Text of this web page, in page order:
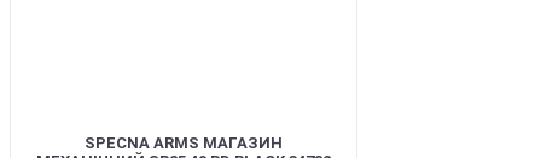
SPECNA ARMS МАГАЗИН